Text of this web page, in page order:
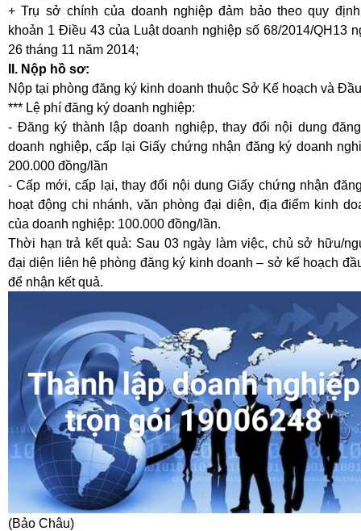
+ Trụ sở chính của doanh nghiệp đảm bảo theo quy
khoản 1 Điều 43 của Luật doanh nghiệp số 68/2014/QH13
26 tháng 11 năm 2014;
II. Nộp hồ sơ:
Nộp tại phòng đăng ký kinh doanh thuộc Sở Kế hoạch và
*** Lệ phí đăng ký doanh nghiệp:
- Đăng ký thành lập doanh nghiệp, thay đổi nội dung
doanh nghiệp, cấp lại Giấy chứng nhận đăng ký doanh
200.000 đồng/lần
- Cấp mới, cấp lại, thay đổi nội dung Giấy chứng nhận
hoạt động chi nhánh, văn phòng đại diện, địa điểm kinh
của doanh nghiệp: 100.000 đồng/lần.
Thời hạn trả kết quả: Sau 03 ngày làm việc, chủ sở hữu/
đại diện liên hệ phòng đăng ký kinh doanh – sở kế hoạch
để nhận kết quả.
(Bảo Châu)